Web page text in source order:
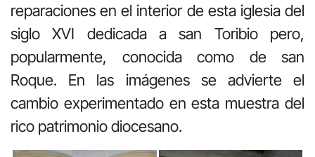
reparaciones en el interior de esta iglesia del
siglo XVI dedicada a san Toribio pero,
popularmente, conocida como de san
Roque. En las imágenes se advierte el
cambio experimentado en esta muestra del
rico patrimonio diocesano.